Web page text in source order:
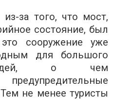
за того, что мост,
состояние, был
сооружение уже
для большого
о чем
предупредительные
не менее туристы